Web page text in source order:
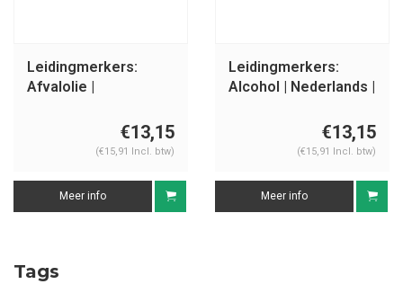
Leidingmerkers:
Afvalolie |
vloeistoffen
€13,15
(€15,91 Incl. btw)
Meer info
Leidingmerkers:
Alcohol | Nederlands |
€13,15
(€15,91 Incl. btw)
Meer info
Tags